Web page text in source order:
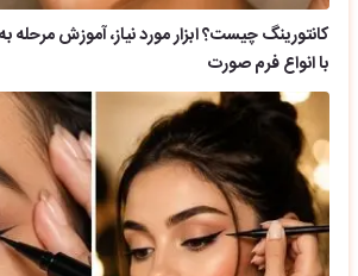
کانتورینگ چیست؟ ابزار مورد نیاز، آموزش مرحله
با انواع فرم صورت